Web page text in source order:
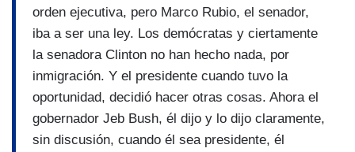
orden ejecutiva, pero Marco Rubio, el senador,
iba a ser una ley. Los demócratas y ciertamente
la senadora Clinton no han hecho nada, por
inmigración. Y el presidente cuando tuvo la
oportunidad, decidió hacer otras cosas. Ahora el
gobernador Jeb Bush, él dijo y lo dijo claramente,
sin discusión, cuando él sea presidente, él